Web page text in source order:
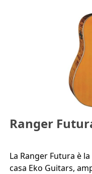
Ranger
La Ranger Futura è
casa Eko Guitars,